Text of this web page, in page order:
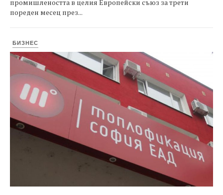
промишлеността в целия Европейски съюз за трети
пореден месец през...
БИЗНЕС